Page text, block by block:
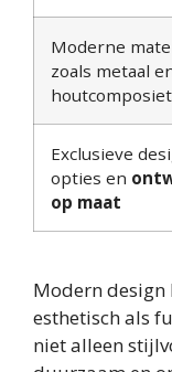
Moderne
zoals metaal
houtcomposiet
Exclusieve
opties en
op maat
Modern design
esthetisch als
niet alleen